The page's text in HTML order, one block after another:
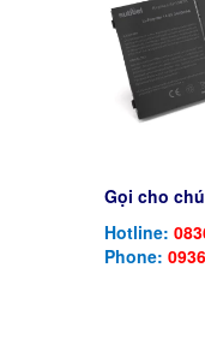
Gọi cho
Hotline:
Phone: